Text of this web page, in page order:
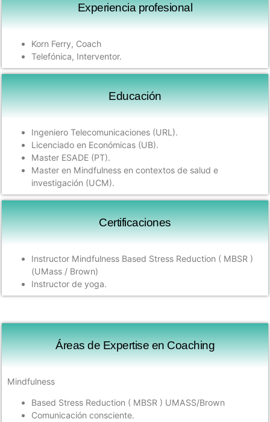
Experiencia profesional
Korn Ferry, Coach
Telefónica, Interventor.
Educación
Ingeniero Telecomunicaciones (URL).
Licenciado en Económicas (UB).
Master ESADE (PT).
Master en Mindfulness en contextos de salud e
investigación (UCM).
Certificaciones
Instructor Mindfulness Based Stress Reduction ( MBSR )
(UMass / Brown)
Instructor de yoga.
Áreas de Expertise en Coaching
Mindfulness
Based Stress Reduction ( MBSR ) UMASS/Brown
Comunicación consciente.